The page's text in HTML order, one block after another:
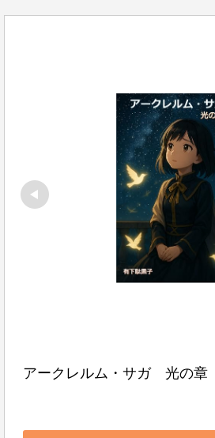
アークレルム・サガ　光の章